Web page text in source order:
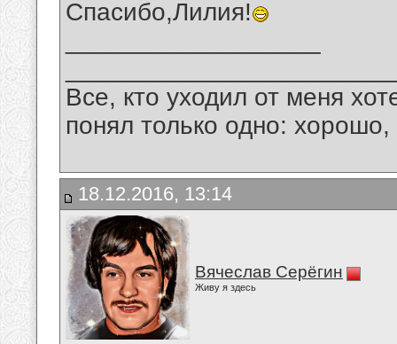
Спасибо,Лилия!
Все, кто уходил от меня
понял только одно:
18.12.2016, 13:14
Вячеслав Серёгин
Живу я здесь